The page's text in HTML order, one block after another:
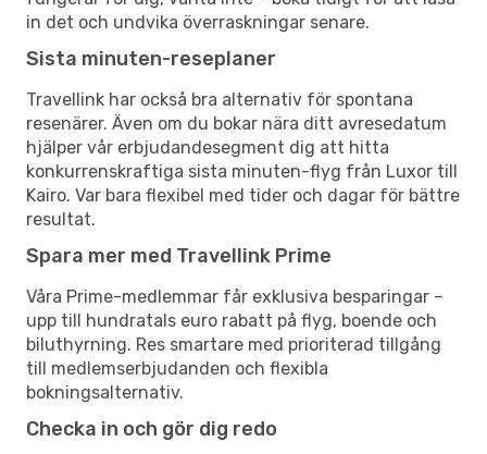
in det och undvika överraskningar senare.
Sista minuten-reseplaner
Travellink har också bra alternativ för spontana
resenärer. Även om du bokar nära ditt avresedatum
hjälper vår erbjudandesegment dig att hitta
konkurrenskraftiga sista minuten-flyg från Luxor till
Kairo. Var bara flexibel med tider och dagar för bättre
resultat.
Spara mer med Travellink Prime
Våra Prime-medlemmar får exklusiva besparingar –
upp till hundratals euro rabatt på flyg, boende och
biluthyrning. Res smartare med prioriterad tillgång
till medlemserbjudanden och flexibla
bokningsalternativ.
Checka in och gör dig redo